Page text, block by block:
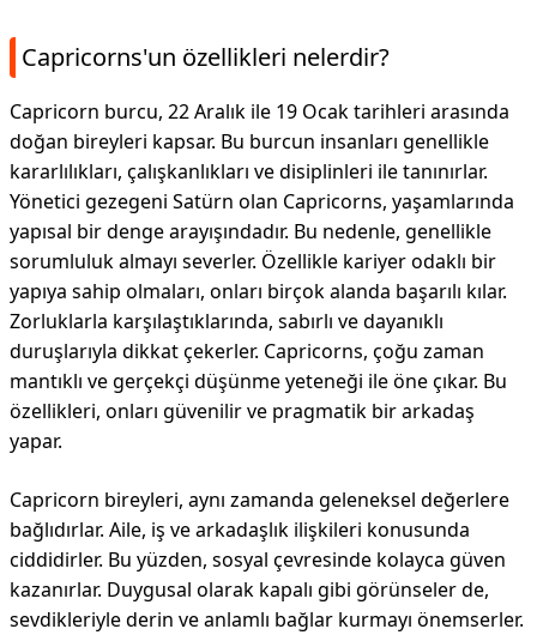
Capricorns'un özellikleri nelerdir?
Capricorn burcu, 22 Aralık ile 19 Ocak tarihleri arasında
doğan bireyleri kapsar. Bu burcun insanları genellikle
kararlılıkları, çalışkanlıkları ve disiplinleri ile tanınırlar.
Yönetici gezegeni Satürn olan Capricorns, yaşamlarında
yapısal bir denge arayışındadır. Bu nedenle, genellikle
sorumluluk almayı severler. Özellikle kariyer odaklı bir
yapıya sahip olmaları, onları birçok alanda başarılı kılar.
Zorluklarla karşılaştıklarında, sabırlı ve dayanıklı
duruşlarıyla dikkat çekerler. Capricorns, çoğu zaman
mantıklı ve gerçekçi düşünme yeteneği ile öne çıkar. Bu
özellikleri, onları güvenilir ve pragmatik bir arkadaş
yapar.
Capricorn bireyleri, aynı zamanda geleneksel değerlere
bağlıdırlar. Aile, iş ve arkadaşlık ilişkileri konusunda
ciddidirler. Bu yüzden, sosyal çevresinde kolayca güven
kazanırlar. Duygusal olarak kapalı gibi görünseler de,
sevdikleriyle derin ve anlamlı bağlar kurmayı önemserler.